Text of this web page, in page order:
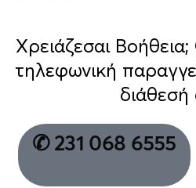
Χρειάζεσαι Βοήθεια;
τηλεφωνική
διάθεσή
✆ 231 068 6555